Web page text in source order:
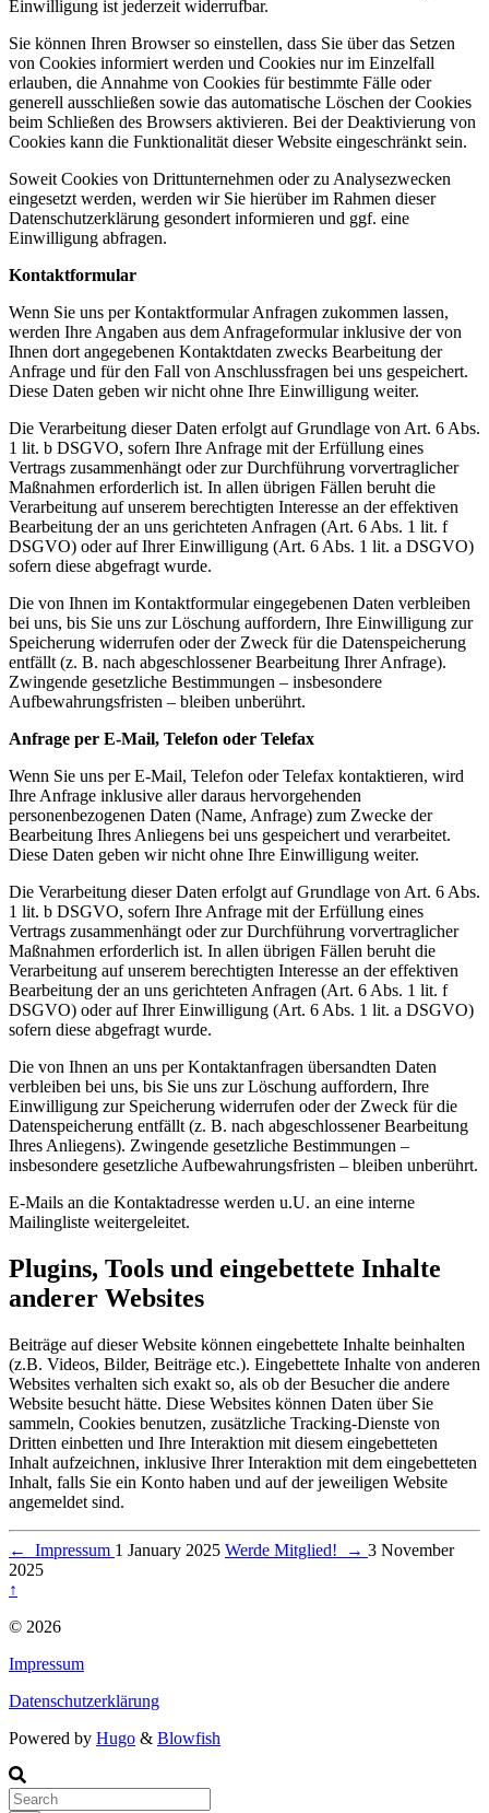
Einwilligung ist jederzeit widerrufbar.
Sie können Ihren Browser so einstellen, dass Sie über das Setzen
von Cookies informiert werden und Cookies nur im Einzelfall
erlauben, die Annahme von Cookies für bestimmte Fälle oder
generell ausschließen sowie das automatische Löschen der Cookies
beim Schließen des Browsers aktivieren. Bei der Deaktivierung von
Cookies kann die Funktionalität dieser Website eingeschränkt sein.
Soweit Cookies von Drittunternehmen oder zu Analysezwecken
eingesetzt werden, werden wir Sie hierüber im Rahmen dieser
Datenschutzerklärung gesondert informieren und ggf. eine
Einwilligung abfragen.
Kontaktformular
Wenn Sie uns per Kontaktformular Anfragen zukommen lassen,
werden Ihre Angaben aus dem Anfrageformular inklusive der von
Ihnen dort angegebenen Kontaktdaten zwecks Bearbeitung der
Anfrage und für den Fall von Anschlussfragen bei uns gespeichert.
Diese Daten geben wir nicht ohne Ihre Einwilligung weiter.
Die Verarbeitung dieser Daten erfolgt auf Grundlage von Art. 6 Abs.
1 lit. b DSGVO, sofern Ihre Anfrage mit der Erfüllung eines
Vertrags zusammenhängt oder zur Durchführung vorvertraglicher
Maßnahmen erforderlich ist. In allen übrigen Fällen beruht die
Verarbeitung auf unserem berechtigten Interesse an der effektiven
Bearbeitung der an uns gerichteten Anfragen (Art. 6 Abs. 1 lit. f
DSGVO) oder auf Ihrer Einwilligung (Art. 6 Abs. 1 lit. a DSGVO)
sofern diese abgefragt wurde.
Die von Ihnen im Kontaktformular eingegebenen Daten verbleiben
bei uns, bis Sie uns zur Löschung auffordern, Ihre Einwilligung zur
Speicherung widerrufen oder der Zweck für die Datenspeicherung
entfällt (z. B. nach abgeschlossener Bearbeitung Ihrer Anfrage).
Zwingende gesetzliche Bestimmungen – insbesondere
Aufbewahrungsfristen – bleiben unberührt.
Anfrage per E-Mail, Telefon oder Telefax
Wenn Sie uns per E-Mail, Telefon oder Telefax kontaktieren, wird
Ihre Anfrage inklusive aller daraus hervorgehenden
personenbezogenen Daten (Name, Anfrage) zum Zwecke der
Bearbeitung Ihres Anliegens bei uns gespeichert und verarbeitet.
Diese Daten geben wir nicht ohne Ihre Einwilligung weiter.
Die Verarbeitung dieser Daten erfolgt auf Grundlage von Art. 6 Abs.
1 lit. b DSGVO, sofern Ihre Anfrage mit der Erfüllung eines
Vertrags zusammenhängt oder zur Durchführung vorvertraglicher
Maßnahmen erforderlich ist. In allen übrigen Fällen beruht die
Verarbeitung auf unserem berechtigten Interesse an der effektiven
Bearbeitung der an uns gerichteten Anfragen (Art. 6 Abs. 1 lit. f
DSGVO) oder auf Ihrer Einwilligung (Art. 6 Abs. 1 lit. a DSGVO)
sofern diese abgefragt wurde.
Die von Ihnen an uns per Kontaktanfragen übersandten Daten
verbleiben bei uns, bis Sie uns zur Löschung auffordern, Ihre
Einwilligung zur Speicherung widerrufen oder der Zweck für die
Datenspeicherung entfällt (z. B. nach abgeschlossener Bearbeitung
Ihres Anliegens). Zwingende gesetzliche Bestimmungen –
insbesondere gesetzliche Aufbewahrungsfristen – bleiben unberührt.
E-Mails an die Kontaktadresse werden u.U. an eine interne
Mailingliste weitergeleitet.
Plugins, Tools und eingebettete Inhalte
anderer Websites
Beiträge auf dieser Website können eingebettete Inhalte beinhalten
(z.B. Videos, Bilder, Beiträge etc.). Eingebettete Inhalte von anderen
Websites verhalten sich exakt so, als ob der Besucher die andere
Website besucht hätte. Diese Websites können Daten über Sie
sammeln, Cookies benutzen, zusätzliche Tracking-Dienste von
Dritten einbetten und Ihre Interaktion mit diesem eingebetteten
Inhalt aufzeichnen, inklusive Ihrer Interaktion mit dem eingebetteten
Inhalt, falls Sie ein Konto haben und auf der jeweiligen Website
angemeldet sind.
← Impressum 1 January 2025 Werde Mitglied! → 3 November
2025
↑
© 2026
Impressum
Datenschutzerklärung
Powered by Hugo & Blowfish